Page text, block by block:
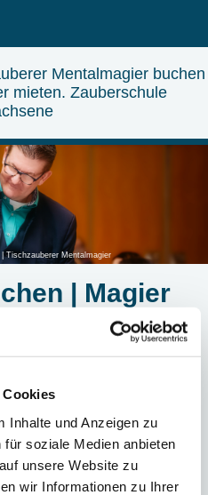
Cookies
Inhalte und Anzeigen zu
soziale Medien anbieten
unsere Website zu
wir Informationen zu Ihrer
Mentalmagier buchen
mieten. Zauberschule
Tischzauberer Mentalmagier
| Magier
buchen
mit denen Sie Künstler
können? Laden Sie sich hier ein
Sie sich erwünschen.